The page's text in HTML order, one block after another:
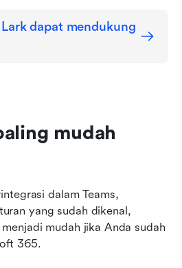
dapat mendukung
mudah
dalam Teams,
yang sudah dikenal,
mudah jika Anda sudah
365.